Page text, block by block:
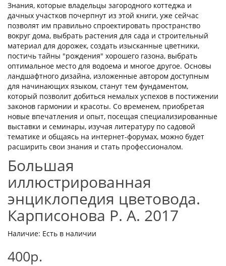
Знания, которые владельцы загородного коттеджа и
дачных участков почерпнут из этой книги, уже сейчас
позволят им правильно спроектировать пространство
вокруг дома, выбрать растения для сада и строительный
материал для дорожек, создать изысканные цветники,
постичь тайны "рождения" хорошего газона, выбрать
оптимальное место для водоема и многое другое. Основы
ландшафтного дизайна, изложенные автором доступным
для начинающих языком, станут тем фундаментом,
который позволит добиться немалых успехов в постижении
законов гармонии и красоты. Со временем, приобретая
новые впечатления и опыт, посещая специализированные
выставки и семинары, изучая литературу по садовой
тематике и общаясь на интернет-форумах, можно будет
расширить свои знания и стать профессионалом.
Большая
иллюстрированная
энциклопедия цветовода.
Карписонова Р. А. 2017
Наличие: Есть в наличии
400р.